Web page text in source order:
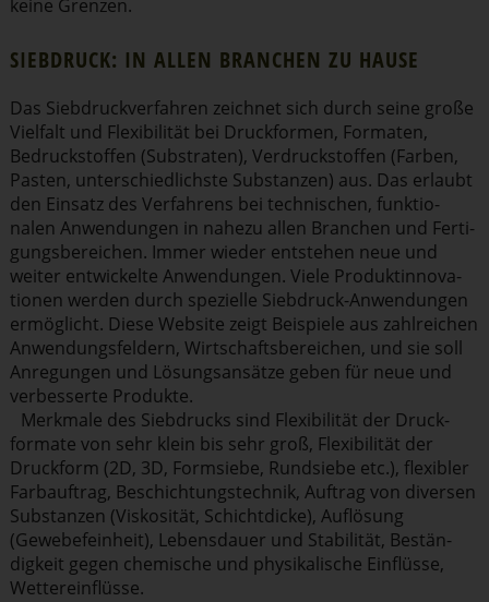
keine Grenzen.
SIEBDRUCK: IN ALLEN BRANCHEN ZU HAUSE
Das Siebdruck­ver­fahren zeichnet sich durch seine große
Vielfalt und Flexi­bi­lität bei Druckformen, Formaten,
Bedruck­stoffen (Substraten), Verdruck­stoffen (Farben,
Pasten, unter­schied­lichste Substanzen) aus. Das erlaubt
den Einsatz des Verfahrens bei technischen, funktio­
nalen Anwendungen in nahezu allen Branchen und Ferti­
gungs­be­reichen. Immer wieder entstehen neue und
weiter entwickelte Anwendungen. Viele Produkt­in­no­va­
tionen werden durch spezielle Siebdruck-Anwendungen
ermöglicht. Diese Website zeigt Beispiele aus zahlreichen
Anwen­dungs­feldern, Wirtschafts­be­reichen, und sie soll
Anregungen und Lösungs­an­sätze geben für neue und
verbesserte Produkte.
Merkmale des Siebdrucks sind Flexi­bi­lität der Druck­
formate von sehr klein bis sehr groß, Flexi­bi­lität der
Druckform (2D, 3D, Formsiebe, Rundsiebe etc.), flexibler
Farbauftrag, Beschich­tungs­technik, Auftrag von diversen
Substanzen (Viskosität, Schicht­dicke), Auflösung
(Gewebe­f­einheit), Lebensdauer und Stabilität, Bestän­
digkeit gegen chemische und physi­ka­lische Einflüsse,
Wetter­ein­flüsse.